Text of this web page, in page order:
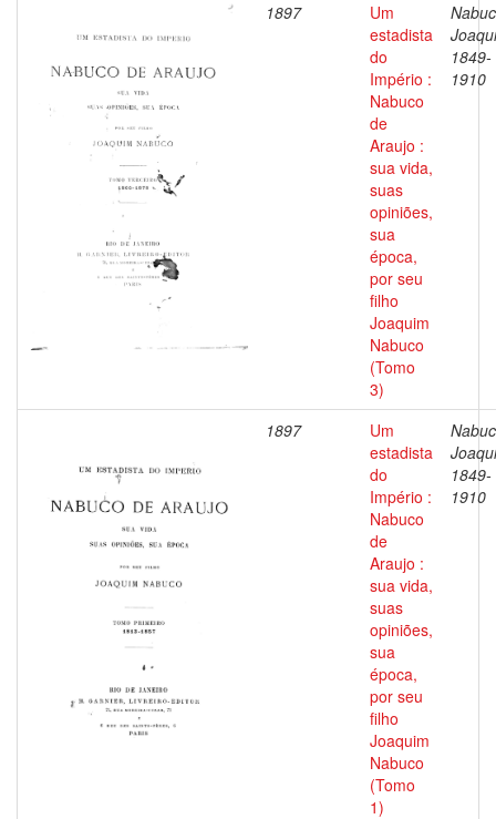
1897
Um
estadista
do
Império :
Nabuco
de
Araujo :
sua vida,
suas
opiniões,
sua
época,
por seu
filho
Joaquim
Nabuco
(Tomo
3)
1849-
1910
1897
Um
estadista
do
Império :
Nabuco
de
Araujo :
sua vida,
suas
opiniões,
sua
época,
por seu
filho
Joaquim
Nabuco
(Tomo
1)
1849-
1910